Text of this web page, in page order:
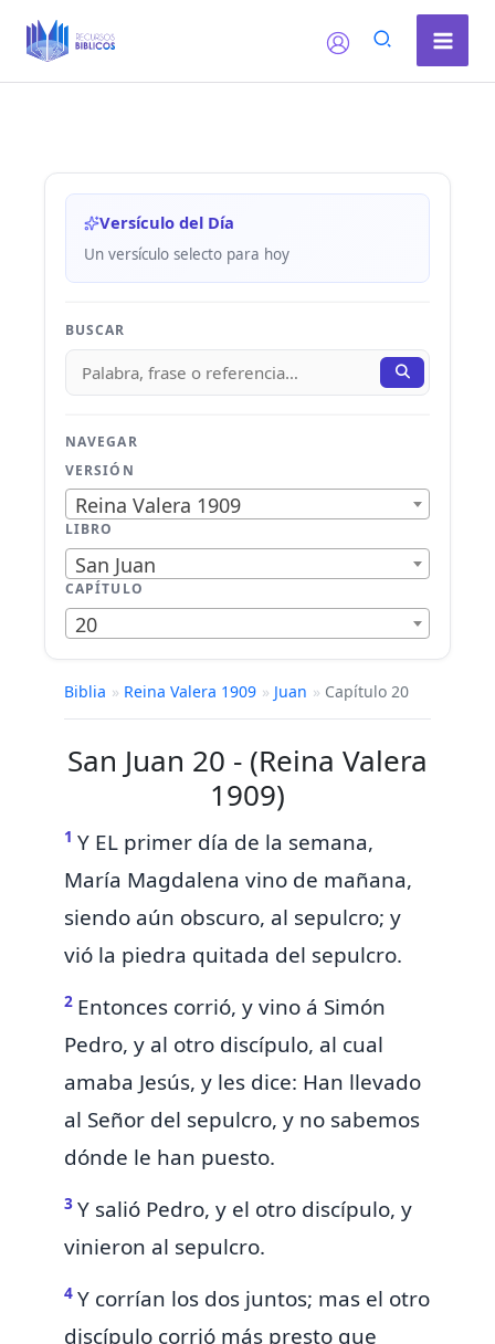
Versículo del Día
Un versículo selecto para hoy
BUSCAR
NAVEGAR
VERSIÓN
Reina Valera 1909
LIBRO
San Juan
CAPÍTULO
20
Biblia » Reina Valera 1909 » Juan » Capítulo 20
San Juan 20 - (Reina Valera
1909)
1 Y EL primer día de la semana,
María Magdalena vino de mañana,
siendo aún obscuro, al sepulcro; y
vió la piedra quitada del sepulcro.
2 Entonces corrió, y vino á Simón
Pedro, y al otro discípulo, al cual
amaba Jesús, y les dice: Han llevado
al Señor del sepulcro, y no sabemos
dónde le han puesto.
3 Y salió Pedro, y el otro discípulo, y
vinieron al sepulcro.
4 Y corrían los dos juntos; mas el otro
discípulo corrió más presto que